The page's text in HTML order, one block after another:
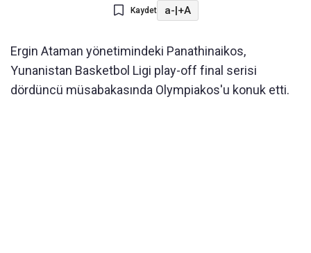
Kaydet a-|+A
Ergin Ataman yönetimindeki Panathinaikos,
Yunanistan Basketbol Ligi play-off final serisi
dördüncü müsabakasında Olympiakos'u konuk etti.